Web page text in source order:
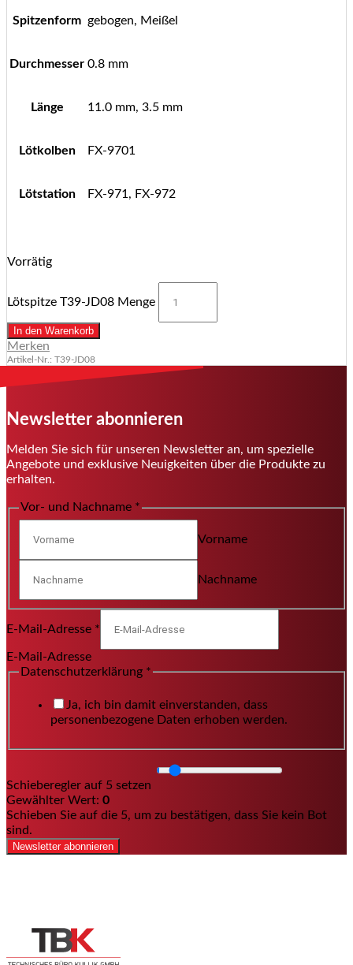
Spitzenform gebogen, Meißel
Durchmesser 0.8 mm
Länge 11.0 mm, 3.5 mm
Lötkolben FX-9701
Lötstation FX-971, FX-972
Vorrätig
Lötspitze T39-JD08 Menge
In den Warenkorb
Merken
Artikel-Nr.: T39-JD08
Newsletter abonnieren
Melden Sie sich für unseren Newsletter an, um spezielle
Angebote und exklusive Neuigkeiten über die Produkte zu
erhalten.
Vor- und Nachname *
Vorname
Nachname
E-Mail-Adresse *
E-Mail-Adresse
Datenschutzerklärung *
Ja, ich bin damit einverstanden, dass
personenbezogene Daten erhoben werden.
Schieberegler auf 5 setzen
Gewählter Wert: 0
Schieben Sie auf die 5, um zu bestätigen, dass Sie kein Bot
sind.
Newsletter abonnieren